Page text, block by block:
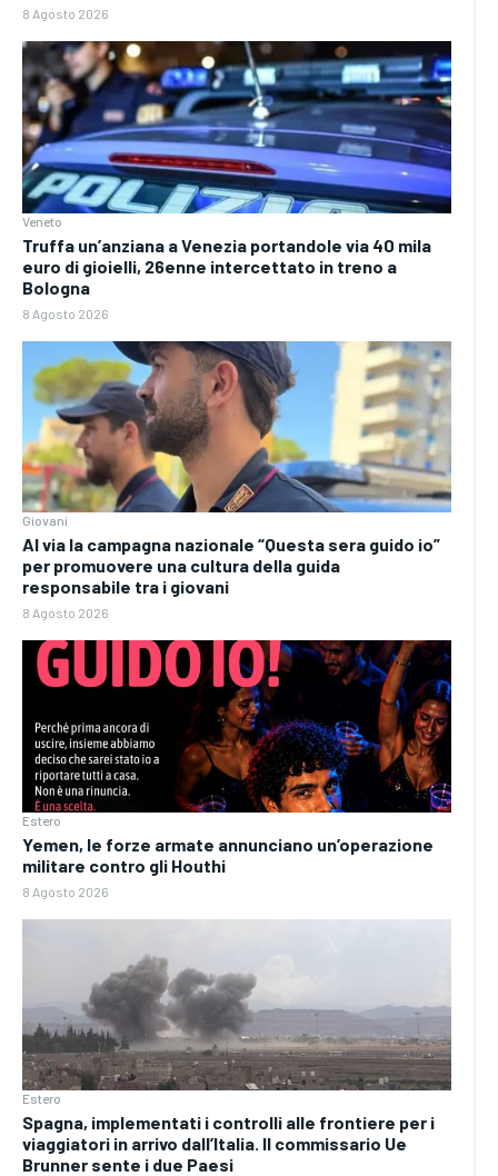
8 Agosto 2026
Veneto
Truffa un’anziana a Venezia portandole via 40 mila
euro di gioielli, 26enne intercettato in treno a
Bologna
8 Agosto 2026
Giovani
Al via la campagna nazionale “Questa sera guido io”
per promuovere una cultura della guida
responsabile tra i giovani
8 Agosto 2026
Estero
Yemen, le forze armate annunciano un’operazione
militare contro gli Houthi
8 Agosto 2026
Estero
Spagna, implementati i controlli alle frontiere per i
viaggiatori in arrivo dall’Italia. Il commissario Ue
Brunner sente i due Paesi